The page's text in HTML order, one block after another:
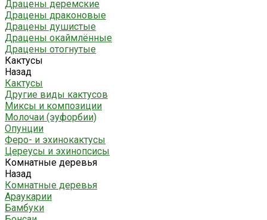
Драцены деремские
Драцены драконовые
Драцены душистые
Драцены окаймлённые
Драцены отогнутые
Кактусы
Назад
Кактусы
Другие виды кактусов
Миксы и композиции
Молочаи (эуфорбии)
Опунции
Феро- и эхинокактусы
Цереусы и эхинопсисы
Комнатные деревья
Назад
Комнатные деревья
Араукарии
Бамбуки